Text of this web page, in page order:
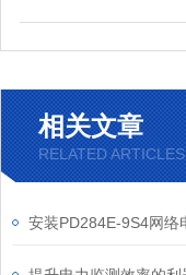
相关文章
RELATED ARTICLES